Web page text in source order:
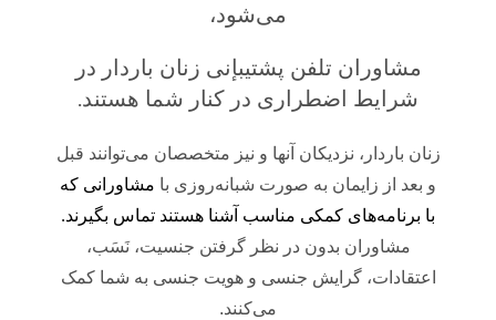
می‌شود،
مشاوران تلفن پشتيبإنی زنان باردار در
شرایط اضطراری در کنار شما هستند.
زنان باردار، نزدیکان آنها و نیز متخصصان می‌توانند قبل
و بعد از زایمان به صورت شبانه‌روزی با مشاورانی که
با برنامه‌های کمکی مناسب آشنا هستند تماس بگیرند.
مشاوران بدون در نظر گرفتن جنسیت، نَسَب،
اعتقادات، گرایش جنسی و هویت جنسی به شما کمک
می‌کنند.